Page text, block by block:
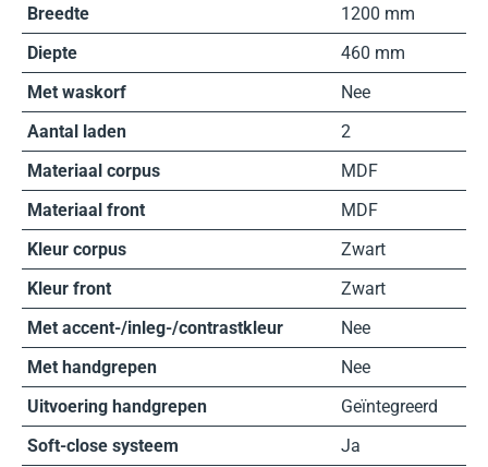
Breedte
1200 mm
Diepte
460 mm
Met waskorf
Nee
Aantal laden
2
Materiaal corpus
MDF
Materiaal front
MDF
Kleur corpus
Zwart
Kleur front
Zwart
Met accent-/inleg-/contrastkleur
Nee
Met handgrepen
Nee
Uitvoering handgrepen
Geïntegreerd
Soft-close systeem
Ja